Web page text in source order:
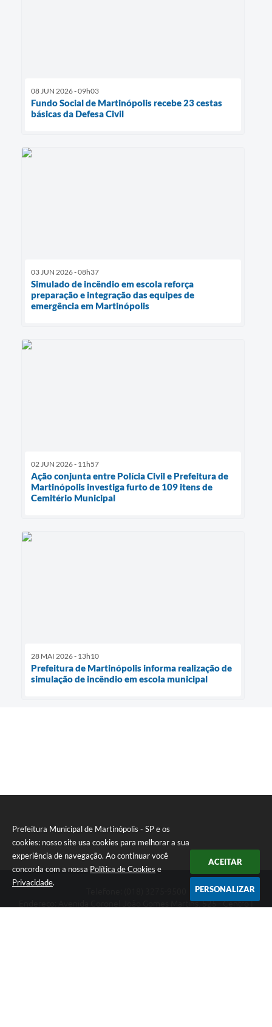
Prefeitura Municipal de Martinópolis - SP e os
cookies: nosso site usa cookies para melhorar a sua
experiência de navegação. Ao continuar você
concorda com a nossa Política de Cookies e
Privacidade.
ACEITAR
PERSONALIZAR
08 JUN 2026 - 09h03
Fundo Social de Martinópolis recebe 23 cestas
básicas da Defesa Civil
03 JUN 2026 - 08h37
Simulado de incêndio em escola reforça
preparação e integração das equipes de
emergência em Martinópolis
02 JUN 2026 - 11h57
Ação conjunta entre Polícia Civil e Prefeitura de
Martinópolis investiga furto de 109 itens de
Cemitério Municipal
28 MAI 2026 - 13h10
Prefeitura de Martinópolis informa realização de
simulação de incêndio em escola municipal
Endereço: Avenida Coronel João Gomes Martins, 525 - Centro |